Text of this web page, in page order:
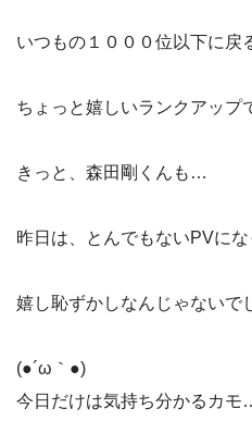
いつもの１０００位以下に
ちょっと嬉しいランクアップ
きっと、森田剛くんも…
昨日は、とんでもないPVにな
嬉し恥ずかしなんじゃないで
(●´ω｀●)ゞ
今日だけは気持ち分かるカモ